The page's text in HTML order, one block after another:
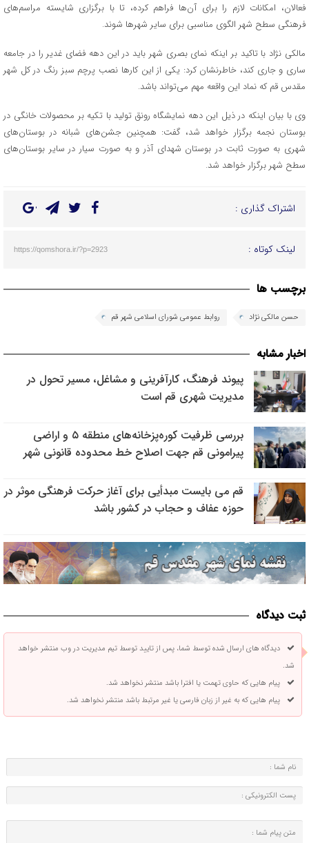
فعالان، امکانات لازم را برای آن‌ها فراهم کرده، تا با برگزاری شایسته مراسم‌های
فرهنگی سطح شهر الگوی مناسبی برای سایر شهرها شوند.
مالکی نژاد با تاکید بر اینکه نمای بصری شهر باید در این دهه فضای غدیر را در جامعه
ساری و جاری کند، خاطرنشان کرد: یکی از این کارها نصب پرچم سبز رنگ در کل شهر
مقدس قم که نماد این واقعه مهم می‌تواند باشد.
وی با بیان اینکه در ذیل این دهه نمایشگاه رونق تولید با تکیه بر محصولات خانگی در
بوستان نجمه برگزار خواهد شد، گفت: همچنین جشن‌های شبانه در بوستان‌های
شهری به صورت ثابت در بوستان شهدای آذر و به صورت سیار در سایر بوستان‌های
سطح شهر برگزار خواهد شد.
اشتراک گذاری :
لینک کوتاه : https://qomshora.ir/?p=2923
برچسب ها
حسن مالکی نژاد روابط عمومی شورای اسلامی شهر قم
اخبار مشابه
پیوند فرهنگ، کارآفرینی و مشاغل، مسیر تحول در
مدیریت شهری قم است
بررسی ظرفیت کوره‌پزخانه‌های منطقه ۵ و اراضی
پیرامونی قم جهت اصلاح خط محدوده قانونی شهر
قم می بایست مبدأیی برای آغاز حرکت فرهنگی موثر در
حوزه عفاف و حجاب در کشور باشد
ثبت دیدگاه
دیدگاه های ارسال شده توسط شما، پس از تایید توسط تیم مدیریت در وب منتشر خواهد
شد.
پیام هایی که حاوی تهمت یا افترا باشد منتشر نخواهد شد.
پیام هایی که به غیر از زبان فارسی یا غیر مرتبط باشد منتشر نخواهد شد.